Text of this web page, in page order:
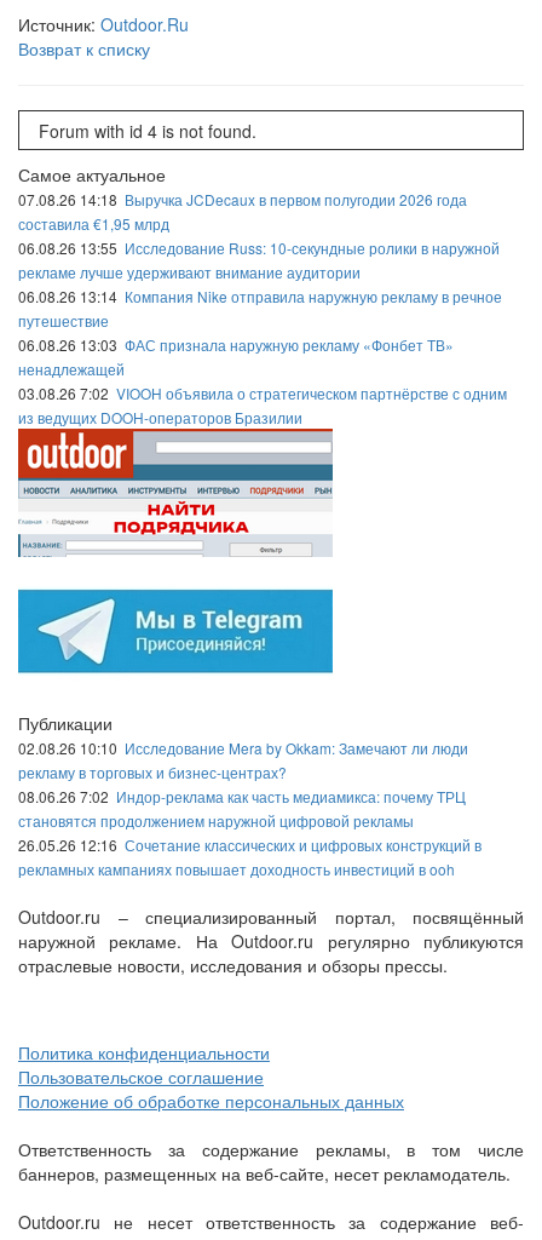
Источник: Outdoor.Ru
Возврат к списку
Forum with id 4 is not found.
Самое актуальное
07.08.26 14:18 Выручка JCDecaux в первом полугодии 2026 года
составила €1,95 млрд
06.08.26 13:55 Исследование Russ: 10-секундные ролики в наружной
рекламе лучше удерживают внимание аудитории
06.08.26 13:14 Компания Nike отправила наружную рекламу в речное
путешествие
06.08.26 13:03 ФАС признала наружную рекламу «Фонбет ТВ»
ненадлежащей
03.08.26 7:02 VIOOH объявила о стратегическом партнёрстве с одним
из ведущих DOOH-операторов Бразилии
Публикации
02.08.26 10:10 Исследование Mera by Okkam: Замечают ли люди
рекламу в торговых и бизнес-центрах?
08.06.26 7:02 Индор-реклама как часть медиамикса: почему ТРЦ
становятся продолжением наружной цифровой рекламы
26.05.26 12:16 Сочетание классических и цифровых конструкций в
рекламных кампаниях повышает доходность инвестиций в ooh
Outdoor.ru – специализированный портал, посвящённый
наружной рекламе. На Outdoor.ru регулярно публикуются
отраслевые новости, исследования и обзоры прессы.
Политика конфиденциальности
Пользовательское соглашение
Положение об обработке персональных данных
Ответственность за содержание рекламы, в том числе
баннеров, размещенных на веб-сайте, несет рекламодатель.
Outdoor.ru не несет ответственность за содержание веб-